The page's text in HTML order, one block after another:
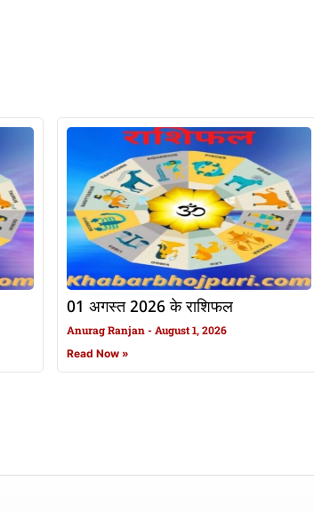
01 अगस्त 2026 के राशिफल
Anurag Ranjan August 1, 2026
Read Now »